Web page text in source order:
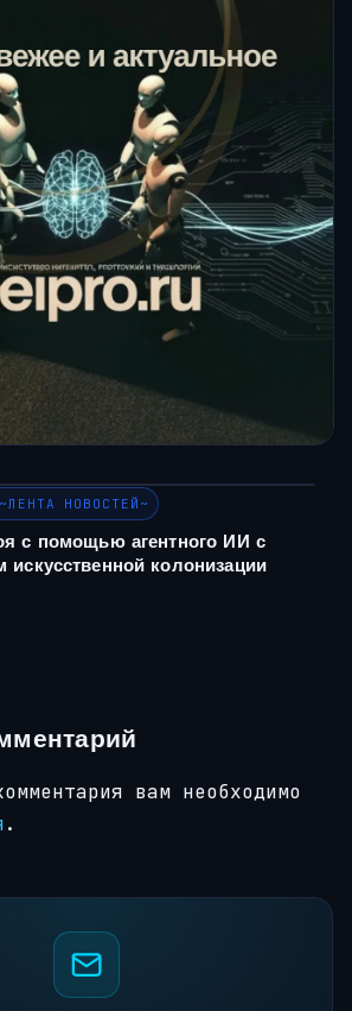
НОВОСТЕЙ~
с помощью агентного ИИ с
искусственной колонизации
вам необходимо
.